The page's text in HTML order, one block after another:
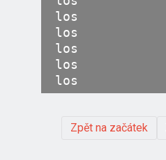
los
los
los
los
Zpět na začátek